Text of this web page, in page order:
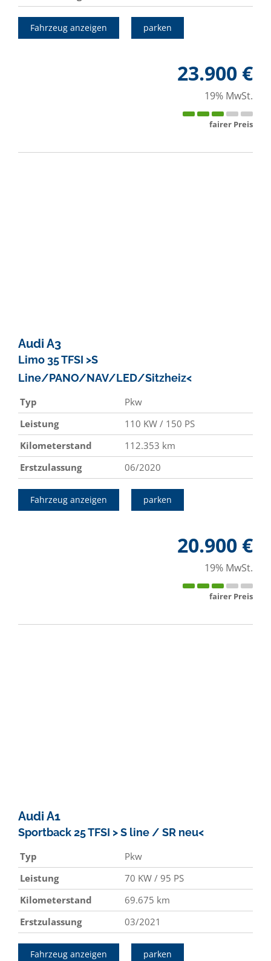
Fahrzeug anzeigen parken
23.900 €
19% MwSt.
fairer Preis
Audi A3
Limo 35 TFSI >S
Line/PANO/NAV/LED/Sitzheiz<
Typ
Pkw
Leistung
110 KW / 150 PS
Kilometerstand
112.353 km
Erstzulassung
06/2020
Fahrzeug anzeigen parken
20.900 €
19% MwSt.
fairer Preis
Audi A1
Sportback 25 TFSI > S line / SR neu<
Typ
Pkw
Leistung
70 KW / 95 PS
Kilometerstand
69.675 km
Erstzulassung
03/2021
Fahrzeug anzeigen parken